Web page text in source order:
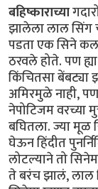
बहिष्काराच्या
झालेला लाल सिंग
पडता एक सिने
ठरवले होते. पण
किंचितसा बेंबट्या
अमिरमुळे नाही,
नेपोटिजम वरच्या
बघितला. ज्या
घेऊन हिंदीत
लोटल्याने तो
ते बरंच झालं, लाल